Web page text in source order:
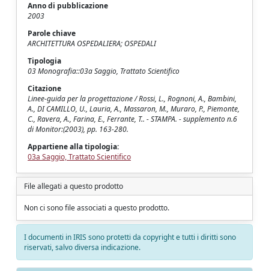
Anno di pubblicazione
2003
Parole chiave
ARCHITETTURA OSPEDALIERA; OSPEDALI
Tipologia
03 Monografia::03a Saggio, Trattato Scientifico
Citazione
Linee-guida per la progettazione / Rossi, L., Rognoni, A., Bambini,
A., DI CAMILLO, U., Lauria, A., Massaron, M., Muraro, P., Piemonte,
C., Ravera, A., Farina, E., Ferrante, T.. - STAMPA. - supplemento n.6
di Monitor:(2003), pp. 163-280.
Appartiene alla tipologia:
03a Saggio, Trattato Scientifico
File allegati a questo prodotto
Non ci sono file associati a questo prodotto.
I documenti in IRIS sono protetti da copyright e tutti i diritti sono
riservati, salvo diversa indicazione.